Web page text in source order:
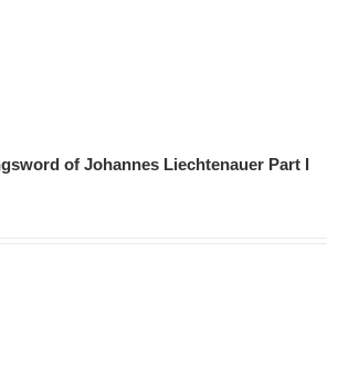
of Johannes Liechtenauer Part I